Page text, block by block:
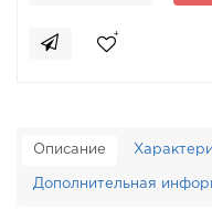
Описание
Дополнительная